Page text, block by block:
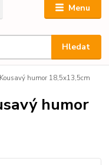
Menu
Hledat
humor 18,5x13,5cm
humor